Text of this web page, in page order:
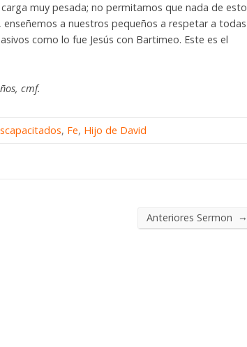
muy pesada; no permitamos que nada de esto
a nuestros pequeños a respetar a todas
como lo fue Jesús con Bartimeo. Este es el
cmf.
, Fe, Hijo de David
Anteriores Sermon →